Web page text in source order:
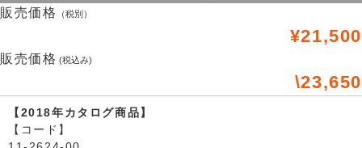
販売価格
（税別）
¥21,500
販売価格 (税込み)
\23,650
【2018年カタログ商品】
【コード】